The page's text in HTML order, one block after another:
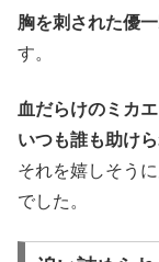
胸を刺された優
す。
血だらけのミカ
いつも誰も助け
それを嬉しそう
でした。